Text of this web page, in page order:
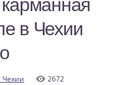
в Чехии
Чехии 2672